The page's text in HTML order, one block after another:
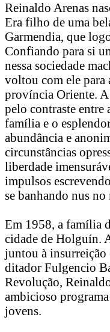
Reinaldo Arenas
Era filho de uma
Garmendia, que
Confiando para si
nessa sociedade
voltou com ele para
província Oriente.
pelo contraste entre
família e o
abundância e
circunstâncias
liberdade
impulsos
se banhando nus no
Em 1958, a família
cidade de Holguín.
juntou à insurreição
ditador Fulgencio
Revolução,
ambicioso
jovens.